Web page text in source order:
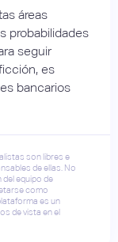
áreas
probabilidades
seguir
es
bancarios
son libres e
de ellas. No
equipo de
como
es un
de vista en el